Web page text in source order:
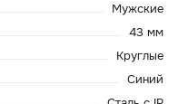
Мужские
43 мм
Круглые
Синий